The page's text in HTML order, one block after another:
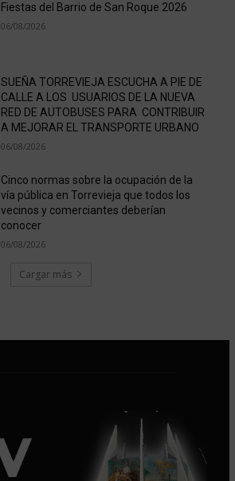
Fiestas del Barrio de San Roque 2026
06/08/2026
SUEÑA TORREVIEJA ESCUCHA A PIE DE
CALLE A LOS USUARIOS DE LA NUEVA
RED DE AUTOBUSES PARA CONTRIBUIR
A MEJORAR EL TRANSPORTE URBANO
06/08/2026
Cinco normas sobre la ocupación de la
vía pública en Torrevieja que todos los
vecinos y comerciantes deberían
conocer
06/08/2026
Cargar más